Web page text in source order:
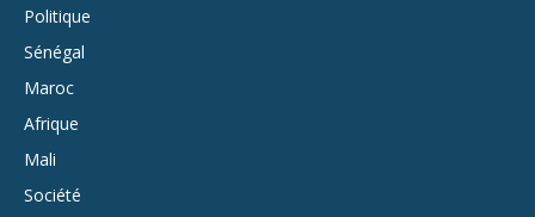
Politique
Sénégal
Maroc
Afrique
Mali
Société